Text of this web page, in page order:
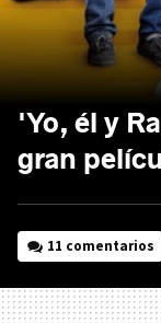
'Yo, él y
gran
11 comentarios